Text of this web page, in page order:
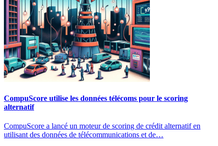
CompuScore utilise les données télécoms pour le scoring
alternatif
CompuScore a lancé un moteur de scoring de crédit alternatif en
utilisant des données de télécommunications et de…